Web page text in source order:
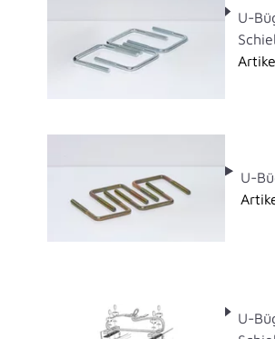
U-
U-
U-